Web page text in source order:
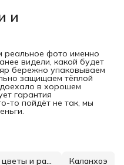
и
реальное фото именно
видели, какой будет
бережно упаковываем
защищаем тёплой
в хорошем
гарантия
то пойдёт не так, мы
Засухоустойчивые комнатные цветы и растения Каланхоэ